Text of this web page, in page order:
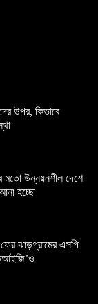
উপর, কিভাবে
মতো উন্নয়নশীল দেশে
হচ্ছে
ঝাড়গ্রামের এসপি